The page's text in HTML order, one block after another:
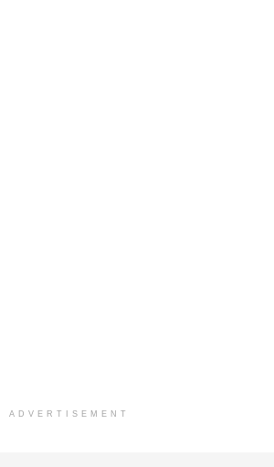
ADVERTISEMENT